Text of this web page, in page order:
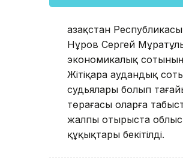
Қазақстан
Нұров Сергей
экономикалық
Жітіқара аудандық
судьялары болып
төрағасы оларға
жалпы отырыста
құқықтары бекітілді.